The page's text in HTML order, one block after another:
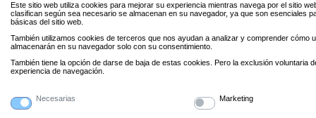
Este sitio web utiliza cookies para mejorar su experiencia mientras navega por el sitio
clasifican según sea necesario se almacenan en su navegador, ya que son esenciales
básicas del sitio web.
También utilizamos cookies de terceros que nos ayudan a analizar y comprender cómo
almacenarán en su navegador solo con su consentimiento.
También tiene la opción de darse de baja de estas cookies. Pero la exclusión voluntaria
experiencia de navegación.
Necesarias Marketing